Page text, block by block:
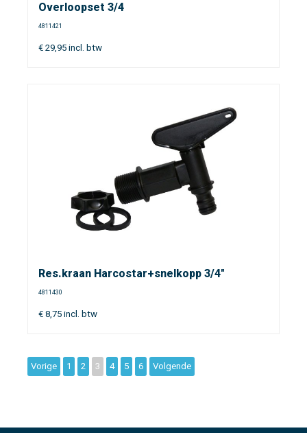
Overloopset 3/4
4811421
€ 29,95 incl. btw
Res.kraan Harcostar+snelkopp 3/4"
4811430
€ 8,75 incl. btw
Vorige 1 2 3 4 5 6 Volgende